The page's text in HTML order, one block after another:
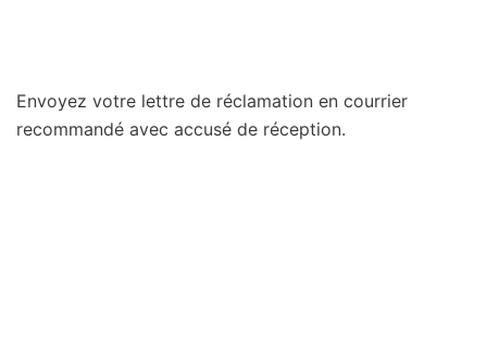
Envoyez votre lettre de réclamation en courrier
recommandé avec accusé de réception.